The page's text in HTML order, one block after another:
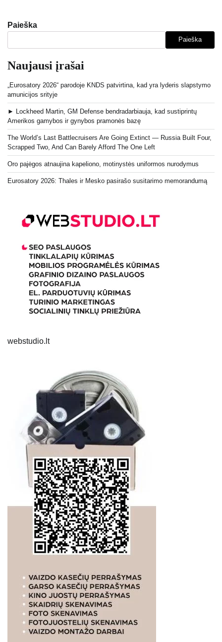
Paieška
Paieška
Naujausi įrašai
„Eurosatory 2026“ parodoje KNDS patvirtina, kad yra lyderis slapstymo
amunicijos srityje
► Lockheed Martin, GM Defense bendradarbiauja, kad sustiprintų
Amerikos gamybos ir gynybos pramonės bazę
The World’s Last Battlecruisers Are Going Extinct — Russia Built Four,
Scrapped Two, And Can Barely Afford The One Left
Oro pajėgos atnaujina kapeliono, motinystės uniformos nurodymus
Eurosatory 2026: Thales ir Mesko pasirašo susitarimo memorandumą
webstudio.lt